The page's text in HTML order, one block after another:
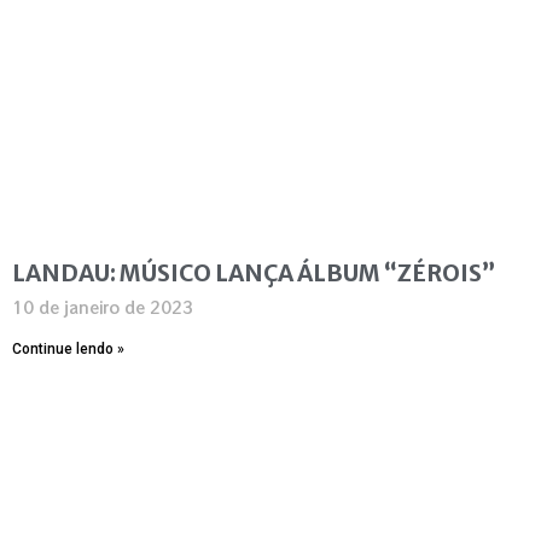
LANDAU: MÚSICO LANÇA ÁLBUM “ZÉROIS”
10 de janeiro de 2023
Continue lendo »